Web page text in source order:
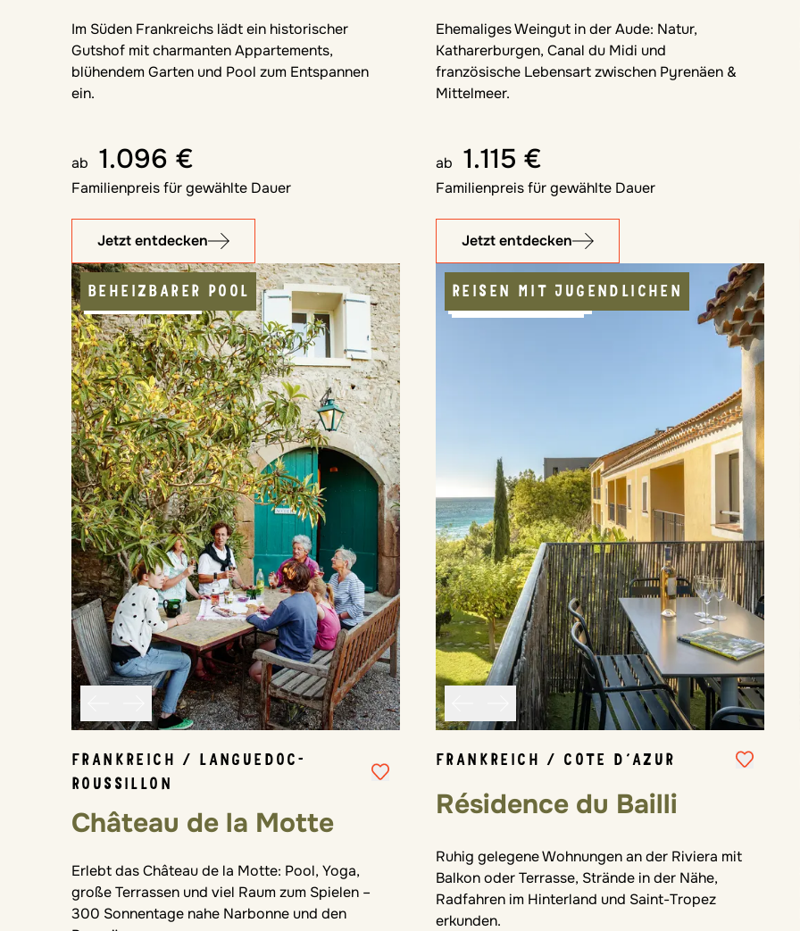
Im Süden Frankreichs lädt ein historischer
Gutshof mit charmanten Appartements,
blühendem Garten und Pool zum Entspannen
ein.
ab 1.096 €
Familienpreis für gewählte Dauer
Jetzt entdecken
Ehemaliges Weingut in der Aude: Natur,
Katharerburgen, Canal du Midi und
französische Lebensart zwischen Pyrenäen &
Mittelmeer.
ab 1.115 €
Familienpreis für gewählte Dauer
Jetzt entdecken
BEHEIZBARER POOL
FAMILIE PUR
FRANKREICH / LANGUEDOC-
ROUSSILLON
Château de la Motte
Erlebt das Château de la Motte: Pool, Yoga,
große Terrassen und viel Raum zum Spielen –
300 Sonnentage nahe Narbonne und den
REISEN MIT JUGENDLICHEN
MIT MEERBLICK
APPARTEMENT
FRANKREICH / COTE D´AZUR
Résidence du Bailli
Ruhig gelegene Wohnungen an der Riviera mit
Balkon oder Terrasse, Strände in der Nähe,
Radfahren im Hinterland und Saint-Tropez
erkunden.